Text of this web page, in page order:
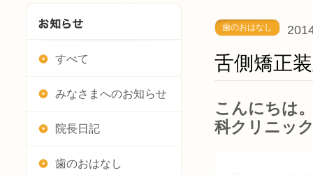
すべて
みなさまへのお知らせ
院長日記
歯のおはなし
歯のおはなし
舌側矯正
こんにちは
科クリニッ